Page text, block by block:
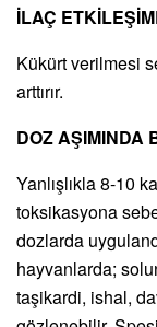
İLAÇ
Kükürt verilmesi
arttırır.
DOZ AŞIMINDA
Yanlışlıkla 8-10
toksikasyona
dozlarda
hayvanlarda;
taşikardi, ishal,